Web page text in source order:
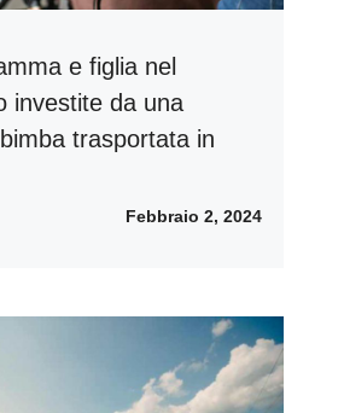
e figlia nel
investite da una
trasportata in
Febbraio 2, 2024